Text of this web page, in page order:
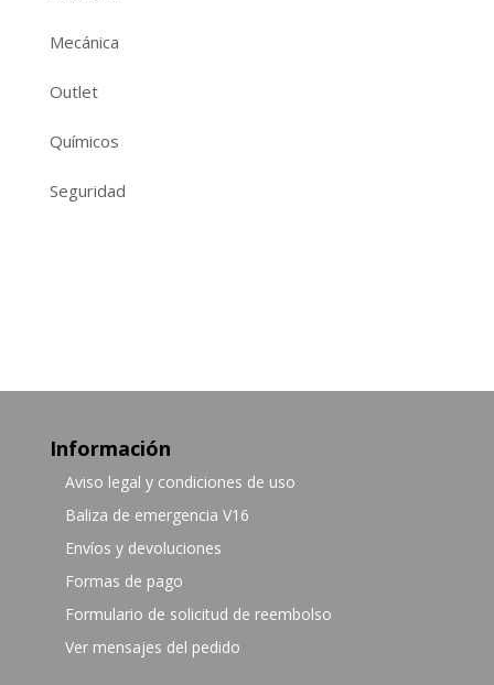
Mecánica
Outlet
Químicos
Seguridad
Información
Aviso legal y condiciones de uso
Baliza de emergencia V16
Envíos y devoluciones
Formas de pago
Formulario de solicitud de reembolso
Ver mensajes del pedido